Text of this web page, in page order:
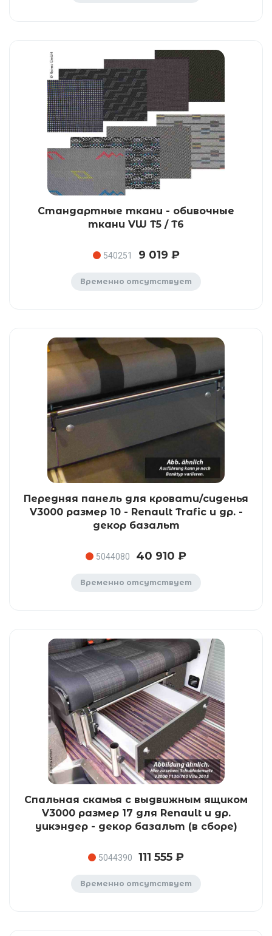
Стандартные ткани - обивочные
ткани VW T5 / T6
540251 9 019 ₽
Временно отсутствует
Передняя панель для кровати/сиденья
V3000 размер 10 - Renault Trafic и др. -
декор базальт
5044080 40 910 ₽
Временно отсутствует
Спальная скамья с выдвижным ящиком
V3000 размер 17 для Renault и др.
уикэндер - декор базальт (в сборе)
5044390 111 555 ₽
Временно отсутствует